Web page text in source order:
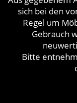
sich bei den
Regel um
Gebrauch
Bitte